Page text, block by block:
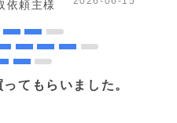
依頼主様
てもらいました。